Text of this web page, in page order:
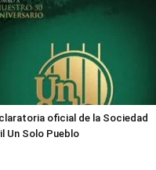
oficial de la Sociedad
Un Solo Pueblo